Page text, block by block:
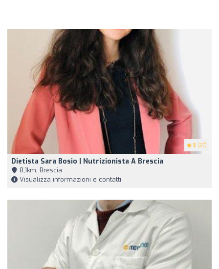
5 (27)
Dietista Sara Bosio | Nutrizionista A Brescia
8,1km, Brescia
Visualizza informazioni e contatti